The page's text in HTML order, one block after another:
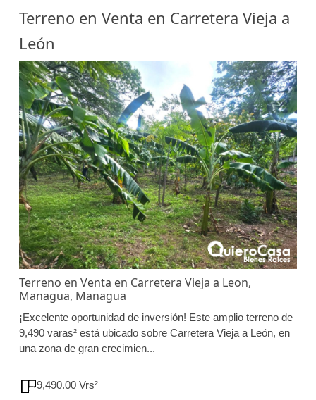
Terreno en Venta en Carretera Vieja a
León
Terreno en Venta en Carretera Vieja a Leon,
Managua, Managua
¡Excelente oportunidad de inversión! Este amplio terreno de
9,490 varas² está ubicado sobre Carretera Vieja a León, en
una zona de gran crecimien...
9,490.00 Vrs²